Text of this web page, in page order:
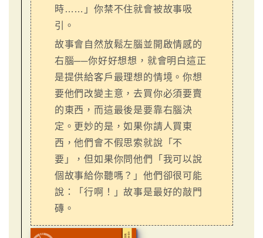
時……」你禁不住就會被故事吸
引。
故事會自然放鬆左腦並開啟情感的
右腦──你好好想想，就會明白這正
是提供給客戶最理想的情境。你想
要他們改變主意，去買你必須要賣
的東西，而這最後是要靠右腦決
定。更妙的是，如果你請人買東
西，他們會不假思索就說「不
要」，但如果你問他們「我可以說
個故事給你聽嗎？」他們卻很可能
說：「行啊！」故事是最好的敲門
磚。